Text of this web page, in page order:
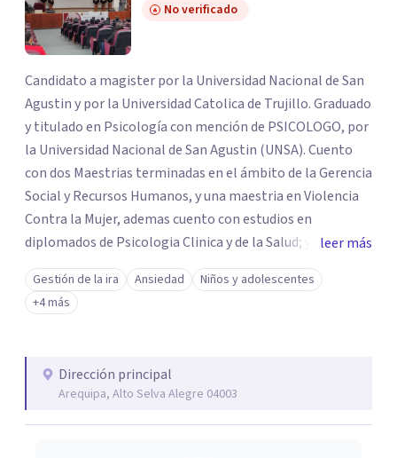
No verificado
Candidato a magister por la Universidad Nacional de San
Agustin y por la Universidad Catolica de Trujillo. Graduado
y titulado en Psicología con mención de PSICOLOGO, por
la Universidad Nacional de San Agustin (UNSA). Cuento
con dos Maestrias terminadas en el ámbito de la Gerencia
Social y Recursos Humanos, y una maestria en Violencia
Contra la Mujer, ademas cuento con estudios en
diplomados de Psicologia Clinica y de la Salud; y tambien
de Intervencion, Orientacion y Psicoterapia breve,
asimismo estudios de Psicologia de las Emergencias. Me
encuentro realizando investigaciones en la area de la
superior. Actualmente soy docente de practicas de
pregrado de la Universidad Catolica de Santa Maria.
leer más
Gestión de la ira Ansiedad
Niños y adolescentes
+4 más
Dirección principal
Arequipa, Alto Selva Alegre 04003